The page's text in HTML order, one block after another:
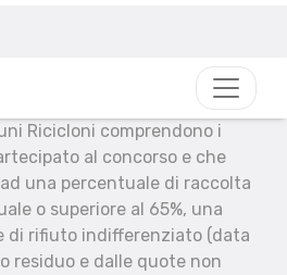
Ricicloni comprendono i
al concorso e che
una percentuale di raccolta
o superiore al 65%, una
di rifiuto indifferenziato (data
residuo e dalle quote non